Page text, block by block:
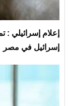
إعلام إسرائيلي
إسرائيل في مصر